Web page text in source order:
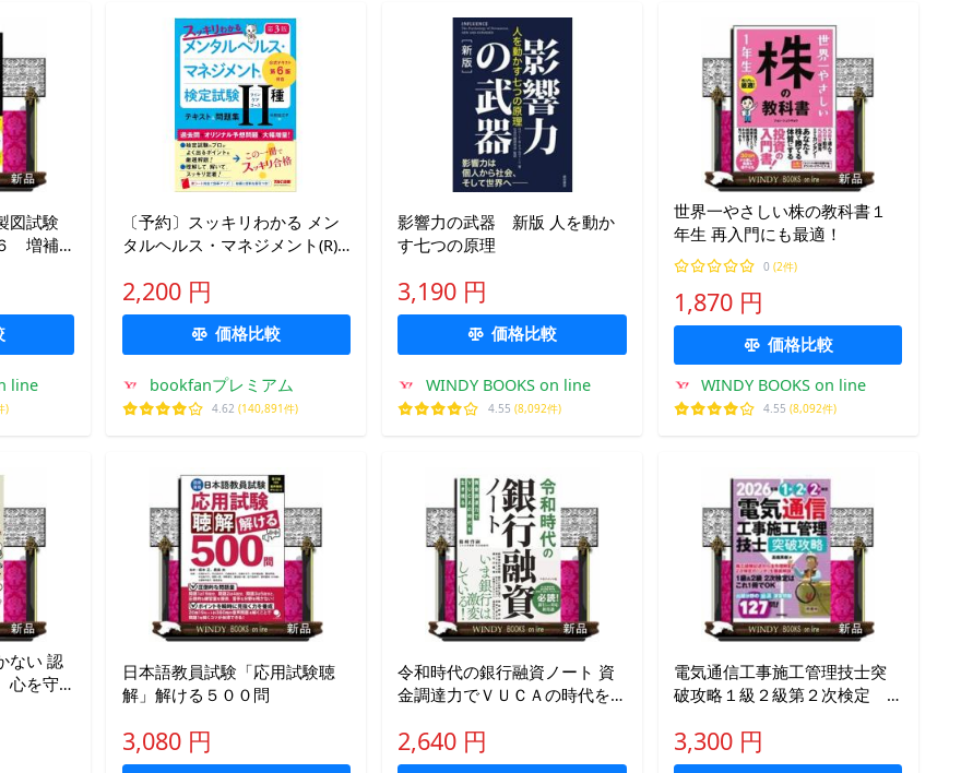
図試験
増補
line
)
〔予約〕スッキリわかる メン
タルヘルス・マネジメント(R)
テキスト&amp;問題集 第3版/
中島佐江子
2,200 円
価格比較
bookfanプレミアム
4.62 (140,891件)
影響力の武器 新版 人を動か
す七つの原理
3,190 円
価格比較
WINDY BOOKS on line
4.55 (8,092件)
世界一やさしい株の教科書１
年生 再入門にも最適！
0 (2件)
1,870 円
価格比較
WINDY BOOKS on line
4.55 (8,092件)
い 認
心を守
方と
日本語教員試験「応用試験聴
解」解ける５００問
3,080 円
令和時代の銀行融資ノート 資
金調達力でＶＵＣＡの時代を
2,640 円
電気通信工事施工管理技士突
破攻略１級２級第２次検定
3,300 円